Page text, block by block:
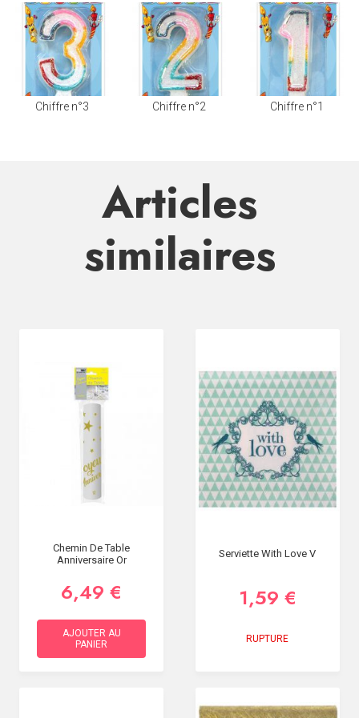
Chiffre n°3 Chiffre n°2 Chiffre n°1
Articles
similaires
Chemin De Table
Anniversaire Or
6,49 €
AJOUTER AU
PANIER
Serviette With Love V
1,59 €
RUPTURE